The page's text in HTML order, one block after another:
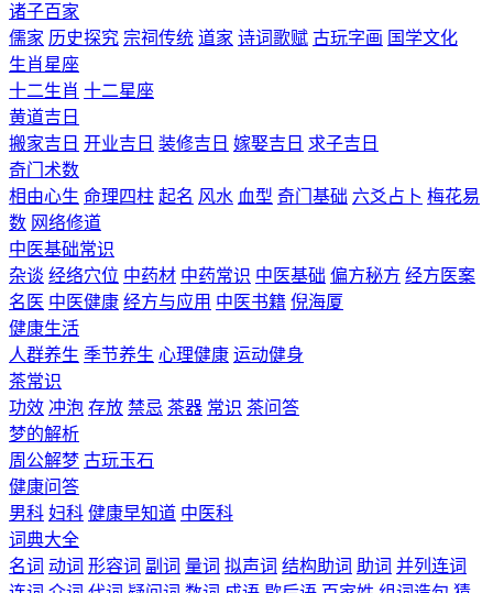
诸子百家
儒家 历史探究 宗祠传统 道家 诗词歌赋 古玩字画 国学文化
生肖星座
十二生肖 十二星座
黄道吉日
搬家吉日 开业吉日 装修吉日 嫁娶吉日 求子吉日
奇门术数
相由心生 命理四柱 起名 风水 血型 奇门基础 六爻占卜 梅花易
数 网络修道
中医基础常识
杂谈 经络穴位 中药材 中药常识 中医基础 偏方秘方 经方医案
名医 中医健康 经方与应用 中医书籍 倪海厦
健康生活
人群养生 季节养生 心理健康 运动健身
茶常识
功效 冲泡 存放 禁忌 茶器 常识 茶问答
梦的解析
周公解梦 古玩玉石
健康问答
男科 妇科 健康早知道 中医科
词典大全
名词 动词 形容词 副词 量词 拟声词 结构助词 助词 并列连词